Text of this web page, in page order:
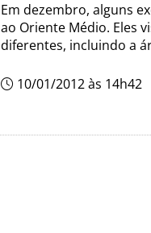
Em dezembro, alguns
ao Oriente Médio. Eles
diferentes, incluindo a
10/01/2012 às 14h42